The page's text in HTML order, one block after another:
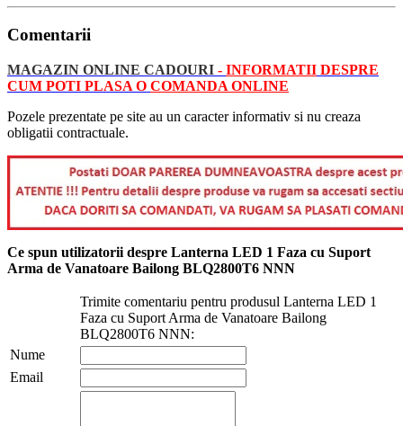
Comentarii
MAGAZIN ONLINE CADOURI - INFORMATII DESPRE
CUM POTI PLASA O COMANDA ONLINE
Pozele prezentate pe site au un caracter informativ si nu creaza
obligatii contractuale.
Ce spun utilizatorii despre Lanterna LED 1 Faza cu Suport
Arma de Vanatoare Bailong BLQ2800T6 NNN
Trimite comentariu pentru produsul Lanterna LED 1
Faza cu Suport Arma de Vanatoare Bailong
BLQ2800T6 NNN:
Nume
Email